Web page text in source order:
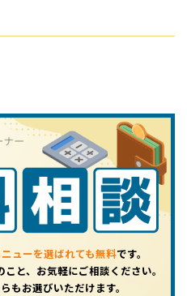
ューを選ばれても無料です。
と、お気軽にご相談ください。
もお選びいただけます。